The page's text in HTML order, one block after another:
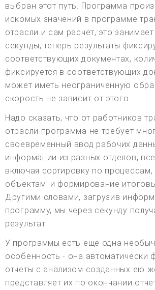
выбран этот путь. Программа
искомых значений в программе
отрасли и сам расчет, это
секунды, теперь результаты
соответствующих документах,
фиксируется в соответствующих
может иметь неограниченную
скорость не зависит от этого…
Надо сказать, что от работников
отрасли программа не требует
своевременный ввод рабочих
информации из разных отделов,
включая сортировку по процессам,
объектам. и формирование
Другими словами, загрузив
программу, мы через секунду
результат.
У программы есть еще одна
особенность - она автоматически
отчеты с анализом созданных ею
представляет их по окончании